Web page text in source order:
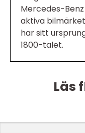
Mercedes-
aktiva
har sitt
1800-talet.
Läs